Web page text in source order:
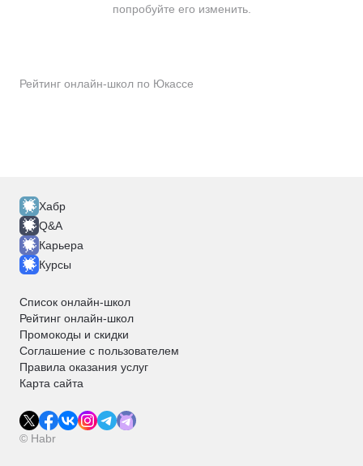
Рейтинг онлайн-школ по Юкассе
попробуйте его изменить.
Хабр
Q&A
Карьера
Курсы
Список онлайн-школ
Рейтинг онлайн-школ
Промокоды и скидки
Соглашение с пользователем
Правила оказания услуг
Карта сайта
© Habr